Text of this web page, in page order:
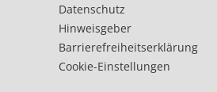
Datenschutz
Hinweisgeber
Barrierefreiheitserklärung
Cookie-Einstellungen